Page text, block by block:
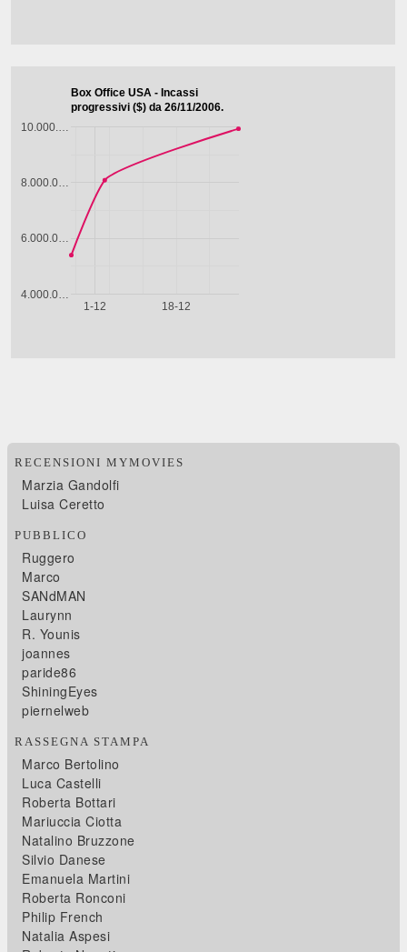
RECENSIONI MYMOVIES
Marzia Gandolfi
Luisa Ceretto
PUBBLICO
Ruggero
Marco
SANdMAN
Laurynn
R. Younis
joannes
paride86
ShiningEyes
piernelweb
RASSEGNA STAMPA
Marco Bertolino
Luca Castelli
Roberta Bottari
Mariuccia Ciotta
Natalino Bruzzone
Silvio Danese
Emanuela Martini
Roberta Ronconi
Philip French
Natalia Aspesi